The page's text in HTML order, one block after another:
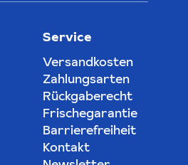
Service
Versandkosten
Zahlungsarten
Rückgaberecht
Frischegarantie
Barrierefreiheit
Kontakt